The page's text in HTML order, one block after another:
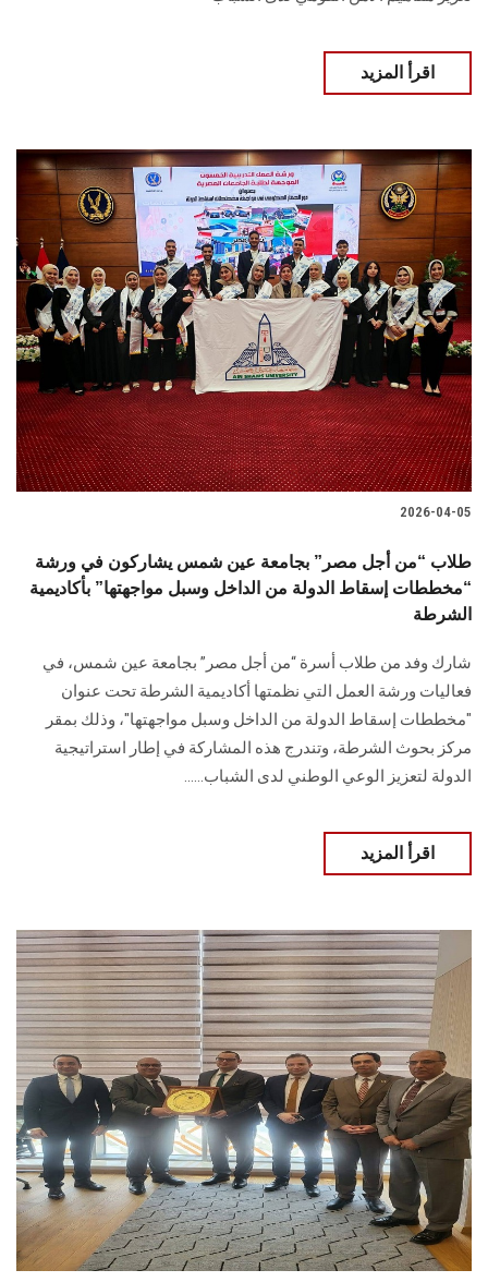
اقرأ المزيد
2026-04-05
طلاب “من أجل مصر” بجامعة عين شمس يشاركون في ورشة
“مخططات إسقاط الدولة من الداخل وسبل مواجهتها” بأكاديمية
الشرطة
شارك وفد من طلاب أسرة “من أجل مصر” بجامعة عين شمس، في
فعاليات ورشة العمل التي نظمتها أكاديمية الشرطة تحت عنوان
"مخططات إسقاط الدولة من الداخل وسبل مواجهتها"، وذلك بمقر
مركز بحوث الشرطة، وتندرج هذه المشاركة في إطار استراتيجية
الدولة لتعزيز الوعي الوطني لدى الشباب......
اقرأ المزيد